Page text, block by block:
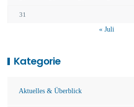
31
« Juli
Kategorie
Aktuelles & Überblick